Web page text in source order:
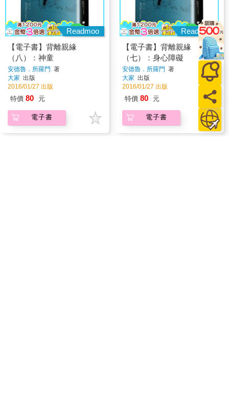
Readmoo
【電子書】背離親緣
（八）：神童
安德魯．所羅門 著
大家 出版
2016/01/27 出版
特價 80 元
電子書
Readmoo
【電子書】背離親緣
（七）：身心障礙
安德魯．所羅門 著
大家 出版
2016/01/27 出版
特價 80 元
電子書